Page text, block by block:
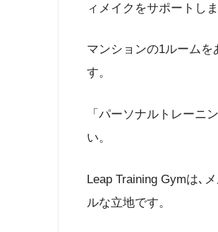
ィメイクをサポートしま
マンションの1ルーム
す。
「パーソナルトレーニ
い。
Leap Training Gymは､
ルな立地です。